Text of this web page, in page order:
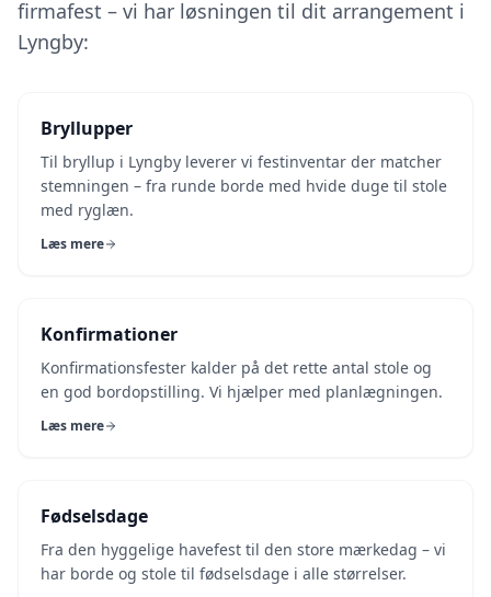
firmafest – vi har løsningen til dit arrangement i
Lyngby:
Bryllupper
Til bryllup i Lyngby leverer vi festinventar der matcher
stemningen – fra runde borde med hvide duge til stole
med ryglæn.
Læs mere
Konfirmationer
Konfirmationsfester kalder på det rette antal stole og
en god bordopstilling. Vi hjælper med planlægningen.
Læs mere
Fødselsdage
Fra den hyggelige havefest til den store mærkedag – vi
har borde og stole til fødselsdage i alle størrelser.